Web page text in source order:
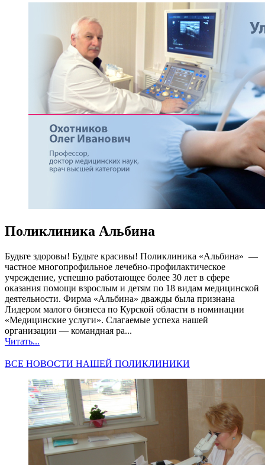
Поликлиника Альбина
Будьте здоровы! Будьте красивы! Поликлиника «Альбина» —
частное многопрофильное лечебно-профилактическое
учреждение, успешно работающее более 30 лет в сфере
оказания помощи взрослым и детям по 18 видам медицинской
деятельности. Фирма «Альбина» дважды была признана
Лидером малого бизнеса по Курской области в номинации
«Медицинские услуги». Слагаемые успеха нашей
организации — командная ра...
Читать...
ВСЕ НОВОСТИ НАШЕЙ ПОЛИКЛИНИКИ